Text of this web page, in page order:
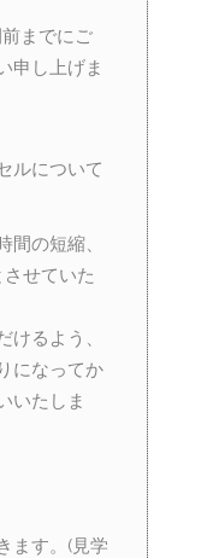
までにご
申し上げま
ルについて
間の短縮、
せていた
けるよう、
になってか
いたしま
ます。(見学